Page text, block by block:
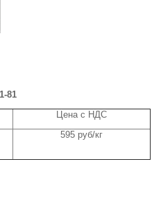
81
Цена с НДС
595 руб/кг